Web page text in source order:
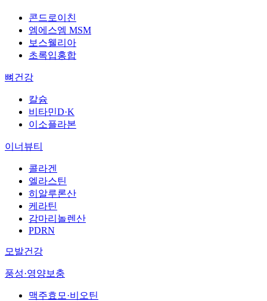
콘드로이친
엠에스엠 MSM
보스웰리아
초록입홍합
뼈건강
칼슘
비타민D·K
이소플라본
이너뷰티
콜라겐
엘라스틴
히알루론산
케라틴
감마리놀렌산
PDRN
모발건강
풍성·영양보충
맥주효모·비오틴